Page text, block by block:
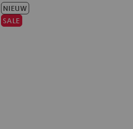
NIEUW
SALE